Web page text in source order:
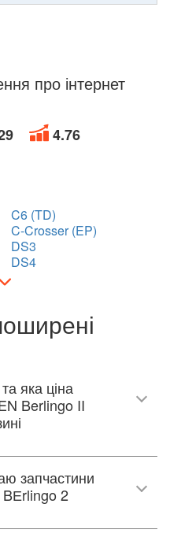
про інтернет
4.76
C6 (TD)
C-Crosser (EP)
DS3
DS4
яка ціна
Berlingo II
запчастини
BЕrlingo 2